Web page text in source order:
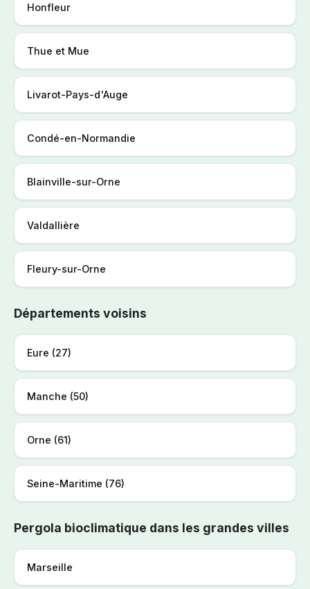
Honfleur
Thue et Mue
Livarot-Pays-d'Auge
Condé-en-Normandie
Blainville-sur-Orne
Valdallière
Fleury-sur-Orne
Départements voisins
Eure (27)
Manche (50)
Orne (61)
Seine-Maritime (76)
Pergola bioclimatique dans les grandes villes
Marseille